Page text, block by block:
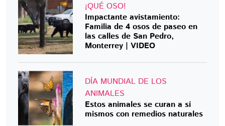
¡QUÉ OSO!
Impactante avistamiento:
Familia de 4 osos de paseo en
las calles de San Pedro,
Monterrey | VIDEO
DÍA MUNDIAL DE LOS
ANIMALES
Estos animales se curan a sí
mismos con remedios naturales